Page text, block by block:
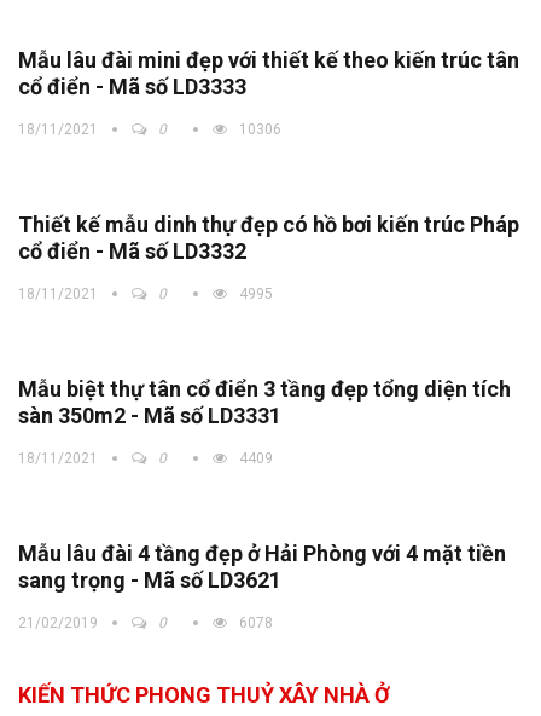
Mẫu lâu đài mini đẹp với thiết kế theo kiến trúc tân
cổ điển - Mã số LD3333
18/11/2021 0 10306
Thiết kế mẫu dinh thự đẹp có hồ bơi kiến trúc Pháp
cổ điển - Mã số LD3332
18/11/2021 0 4995
Mẫu biệt thự tân cổ điển 3 tầng đẹp tổng diện tích
sàn 350m2 - Mã số LD3331
18/11/2021 0 4409
Mẫu lâu đài 4 tầng đẹp ở Hải Phòng với 4 mặt tiền
sang trọng - Mã số LD3621
21/02/2019 0 6078
KIẾN THỨC PHONG THUỶ XÂY NHÀ Ở